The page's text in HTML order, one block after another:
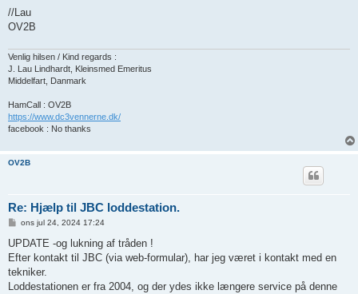
//Lau
OV2B
Venlig hilsen / Kind regards :
J. Lau Lindhardt, Kleinsmed Emeritus
Middelfart, Danmark
HamCall : OV2B
https://www.dc3vennerne.dk/
facebook : No thanks
OV2B
Re: Hjælp til JBC loddestation.
d
æ
g
ons jul 24, 2024 17:24
UPDATE -og lukning af tråden !
Efter kontakt til JBC (via web-formular), har jeg været i kontakt med en
tekniker.
Loddestationen er fra 2004, og der ydes ikke længere service på denne